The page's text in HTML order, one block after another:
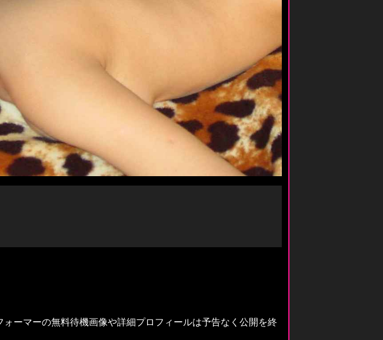
ーマーの無料待機画像や詳細プロフィールは予告なく公開を終